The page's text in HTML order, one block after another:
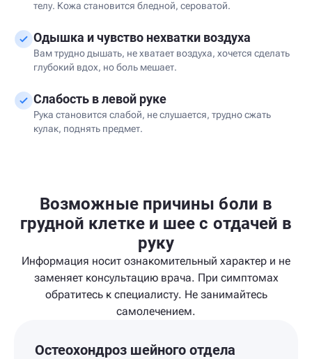
телу. Кожа становится бледной, сероватой.
Одышка и чувство нехватки воздуха
Вам трудно дышать, не хватает воздуха, хочется сделать
глубокий вдох, но боль мешает.
Слабость в левой руке
Рука становится слабой, не слушается, трудно сжать
кулак, поднять предмет.
Возможные причины боли в
грудной клетке и шее с отдачей в
руку
Информация носит ознакомительный характер и не
заменяет консультацию врача. При симптомах
обратитесь к специалисту. Не занимайтесь
самолечением.
Остеохондроз шейного отдела